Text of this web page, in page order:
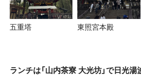
五重塔 東照宮本殿
ランチは「山内茶寮 大光坊」で日光湯